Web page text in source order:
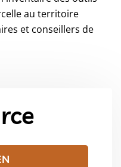
au territoire
et conseillers de